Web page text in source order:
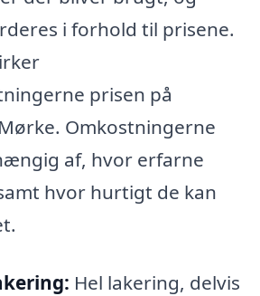
i forhold til prisene.
prisen på
Omkostningerne
af, hvor erfarne
hvor hurtigt de kan
Hel lakering, delvis